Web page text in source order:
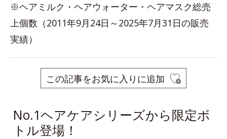
※ヘアミルク・ヘアウォーター・ヘアマスク総売
上個数（2011年9月24日～2025年7月31日の販売
実績）
この記事をお気に入りに追加
No.1ヘアケアシリーズから限定ボ
トル登場！